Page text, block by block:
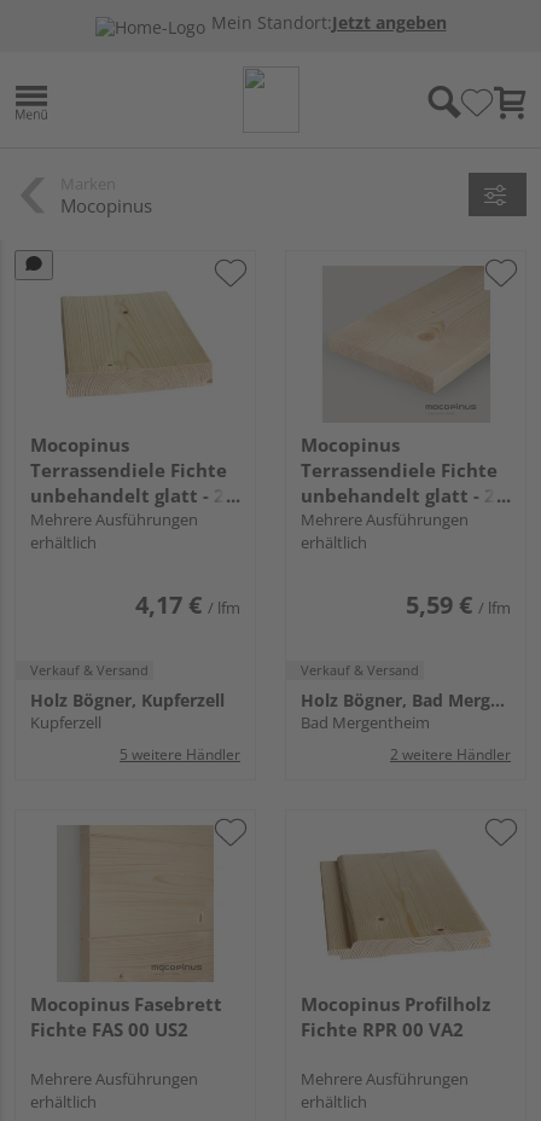
Mein Standort:Jetzt angeben
Mocopinus
Mocopinus
Terrassendiele Fichte
unbehandelt glatt - 27
x 145 mm
Mehrere Ausführungen
erhältlich
4,17 € / lfm
Verkauf & Versand
Holz Bögner, Kupferzell
Kupferzell
5 weitere Händler
Mocopinus
Terrassendiele Fichte
unbehandelt glatt - 27
x 195 mm
Mehrere Ausführungen
erhältlich
5,59 € / lfm
Verkauf & Versand
Holz Bögner, Bad Mergentheim
Bad Mergentheim
2 weitere Händler
Mocopinus Fasebrett
Fichte FAS 00 US2
Mehrere Ausführungen
erhältlich
Mocopinus Profilholz
Fichte RPR 00 VA2
Mehrere Ausführungen
erhältlich